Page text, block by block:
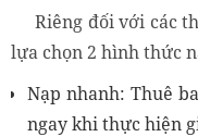
Riêng đối với các
lựa chọn 2 hình thức
Nạp nhanh: Thuê
ngay khi thực hiện